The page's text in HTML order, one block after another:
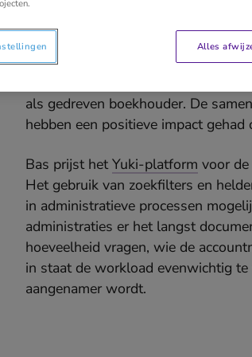
Inzicht in
Bij BamBoek, waar passie voor
als gedreven boekhouder. De
hebben een positieve impact
Bas prijst hetYuki-platform voor
Het gebruik van zoekfilters en
in administratieve processen
administraties er het langst
hoeveelheid vragen, wie de
in staat de workload evenwichtig
aangenamer wordt.
Alles